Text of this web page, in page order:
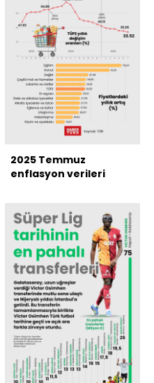
2025 Temmuz
enflasyon verileri